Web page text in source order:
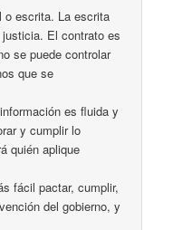
o escrita. La escrita
El contrato es
se puede controlar
que se
es fluida y
y cumplir lo
quién aplique
fácil pactar, cumplir,
del gobierno, y